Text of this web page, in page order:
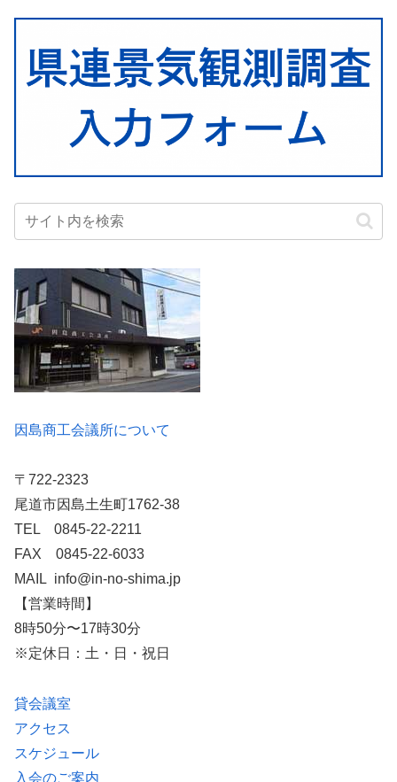
因島商工会議所について
〒722-2323
尾道市因島土生町1762-38
TEL 0845-22-2211
FAX 0845-22-6033
MAIL info@in-no-shima.jp
【営業時間】
8時50分〜17時30分
※定休日：土・日・祝日
貸会議室
アクセス
スケジュール
入会のご案内